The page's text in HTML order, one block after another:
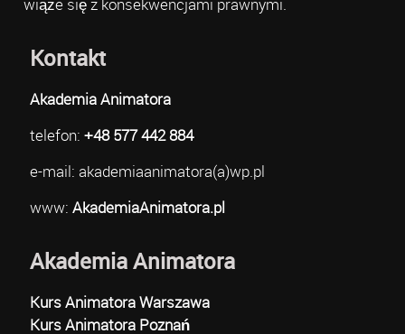
Kontakt
Akademia Animatora
telefon: +48 577 442 884
e-mail: akademiaanimatora(a)wp.pl
www: AkademiaAnimatora.pl
Akademia Animatora
Kurs Animatora Warszawa
Kurs Animatora Poznań